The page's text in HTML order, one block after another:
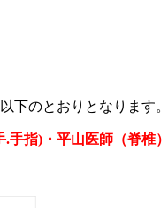
下のとおりとなります。
指)・平山医師（脊椎